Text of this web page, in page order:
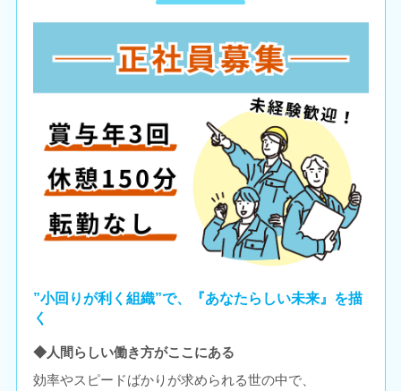
”小回りが利く組織”で、『あなたらしい未来』を描
く
◆人間らしい働き方がここにある
効率やスピードばかりが求められる世の中で、